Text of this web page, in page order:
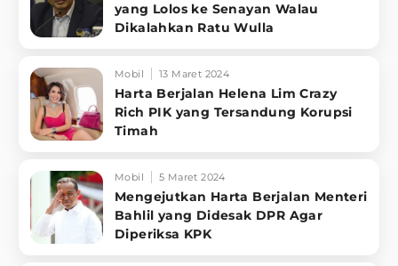
yang Lolos ke Senayan Walau
Dikalahkan Ratu Wulla
Mobil 13 Maret 2024
Harta Berjalan Helena Lim Crazy
Rich PIK yang Tersandung Korupsi
Timah
Mobil 5 Maret 2024
Mengejutkan Harta Berjalan Menteri
Bahlil yang Didesak DPR Agar
Diperiksa KPK